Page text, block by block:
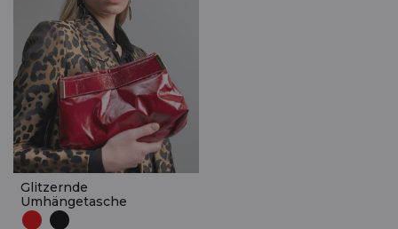
Glitzernde
Umhängetasche